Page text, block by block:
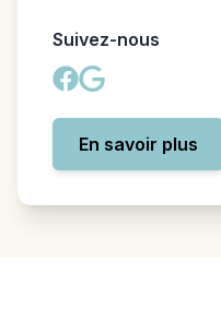
Suivez-nous
En savoir plus